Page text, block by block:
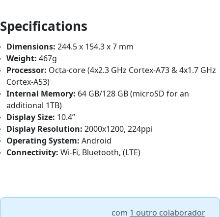
Specifications
Dimensions: 244.5 x 154.3 x 7 mm
Weight: 467g
Processor: Octa-core (4x2.3 GHz Cortex-A73 & 4x1.7 GHz
Cortex-A53)
Internal Memory: 64 GB/128 GB (microSD for an
additional 1TB)
Display Size: 10.4”
Display Resolution: 2000x1200, 224ppi
Operating System: Android
Connectivity: Wi-Fi, Bluetooth, (LTE)
com 1 outro colaborador